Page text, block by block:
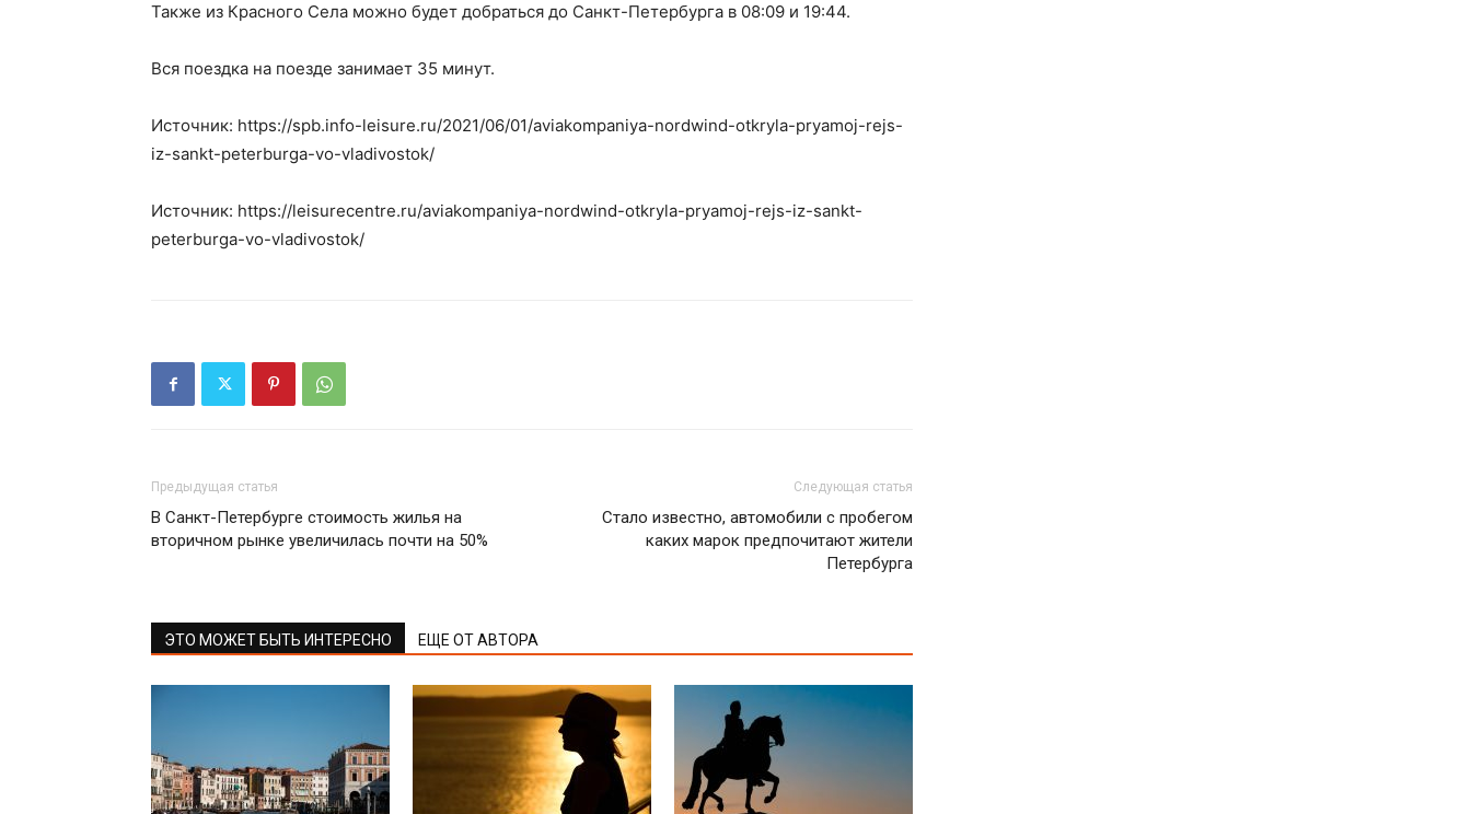
Также из Красного Села можно будет добраться до Санкт-Петербурга в 08:09 и 19:44.
Вся поездка на поезде занимает 35 минут.
Источник: https://spb.info-leisure.ru/2021/06/01/aviakompaniya-nordwind-otkryla-pryamoj-rejs-
iz-sankt-peterburga-vo-vladivostok/
Источник: https://leisurecentre.ru/aviakompaniya-nordwind-otkryla-pryamoj-rejs-iz-sankt-
peterburga-vo-vladivostok/
Предыдущая статья
В Санкт-Петербурге стоимость жилья на
вторичном рынке увеличилась почти на 50%
Следующая статья
Стало известно, автомобили с пробегом
каких марок предпочитают жители
Петербурга
ЭТО МОЖЕТ БЫТЬ ИНТЕРЕСНО ЕЩЕ ОТ АВТОРА